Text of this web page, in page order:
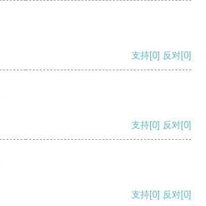
支持[0] 反对[0]
支持[0] 反对[0]
支持[0] 反对[0]